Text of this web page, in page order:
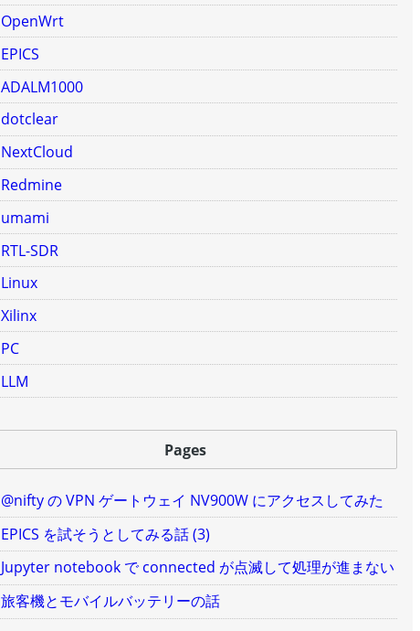
OpenWrt
EPICS
ADALM1000
dotclear
NextCloud
Redmine
umami
RTL-SDR
Linux
Xilinx
PC
LLM
Pages
@nifty の VPN ゲートウェイ NV900W にアクセスしてみた
EPICS を試そうとしてみる話 (3)
Jupyter notebook で connected が点滅して処理が進まない
旅客機とモバイルバッテリーの話